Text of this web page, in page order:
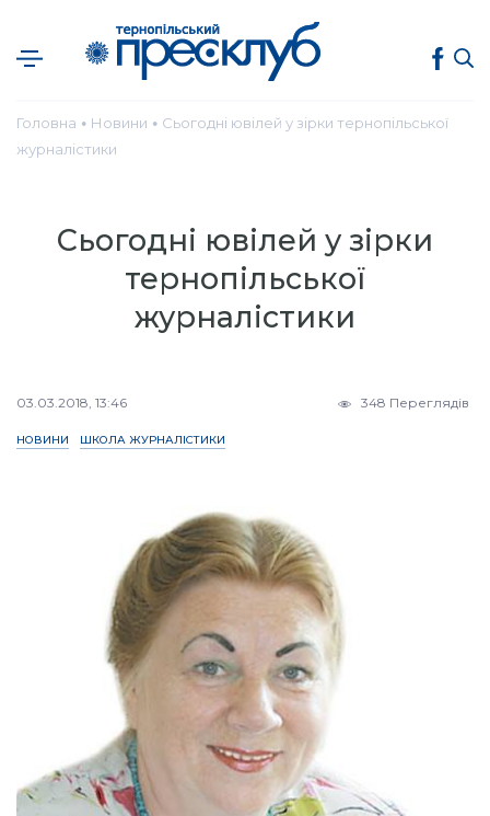
Головна ● Новини ● Сьогодні ювілей у зірки тернопільської
журналістики
Сьогодні ювілей у зірки
тернопільської
журналістики
03.03.2018, 13:46 348 Переглядів
НОВИНИ ШКОЛА ЖУРНАЛІСТИКИ